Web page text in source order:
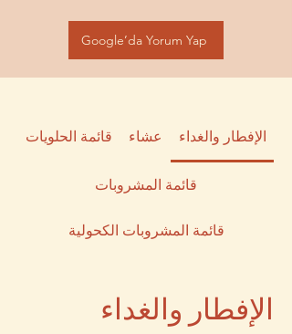
Google’da Yorum Yap
الإفطار والغداء عشاء قائمة الحلويات
قائمة المشروبات
قائمة المشروبات الكحولية
الإفطار والغداء